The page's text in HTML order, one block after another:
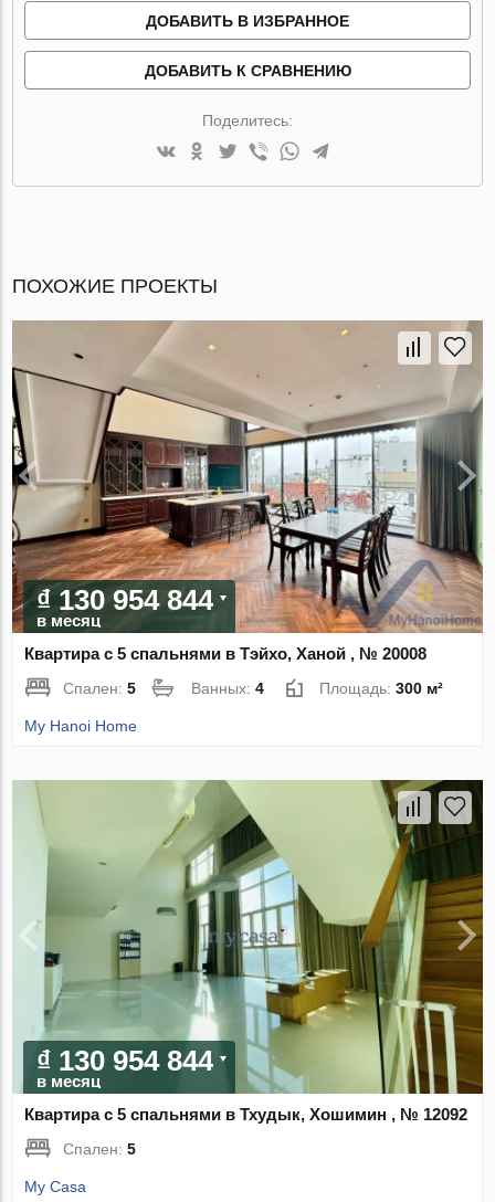
ДОБАВИТЬ В ИЗБРАННОЕ
ДОБАВИТЬ К СРАВНЕНИЮ
Поделитесь:
ПОХОЖИЕ ПРОЕКТЫ
₫ 130 954 844
в месяц
Квартира с 5 спальнями в Тэйхо, Ханой , № 20008
Спален:5 Ванных:4 Площадь:300 м²
My Hanoi Home
₫ 130 954 844
в месяц
Квартира с 5 спальнями в Тхудык, Хошимин , № 12092
Спален:5
My Casa